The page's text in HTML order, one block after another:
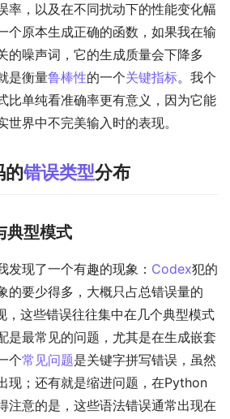
率，以及在不同扰动下的性能变化幅
个原本生成正确的函数，如果我在输
的噪声词，它的生成质量会下降多
是衡量鲁棒性的一个关键指标。我个
比单纯看准确率更有意义，因为它能
世界中不完美输入时的表现。
的错误类型分布
典型模式
发现了一个有趣的现象： Codex犯的
的要少得多，大概只占总错误量的
，这些错误往往集中在几个典型模式
是最常见的问题，尤其是在生成嵌套
个常见问题是关键字拼写错误，虽然
现；还有就是缩进问题，在Python
注意的是，这些语法错误通常出现在